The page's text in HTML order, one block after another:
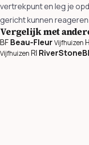
vertrekpunt en leg je
gericht kunnen
Vergelijk met
BFBeau-Fleur Vijfhuizen
Vijfhuizen RI